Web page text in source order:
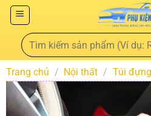
Trang chủ / Nội thất / Túi